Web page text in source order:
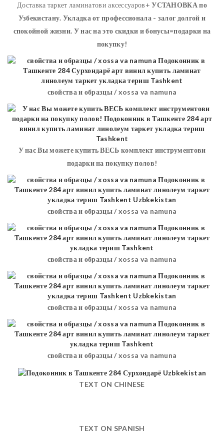
Доставка таркет ламинатови аксессуаров+УСТАНОВКАпо
Узбекистану. Укладка от профессионала - залог долгой и
спокойной жизни. У нас на это скидки и бонусы=подарки на
покупку!
свойства и образцы / xossa va namuna
У нас Вы можете купить ВЕСЬ комплект инструментови
подарки на покупку полов!
свойства и образцы / xossa va namuna
свойства и образцы / xossa va namuna
свойства и образцы / xossa va namuna
свойства и образцы / xossa va namuna
TEXT ON CHINESE
TEXT ON SPANISH